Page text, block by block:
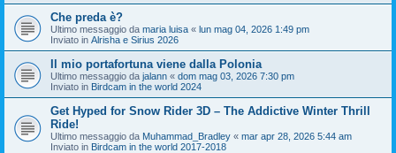
Che preda è?
Ultimo messaggio da maria luisa « lun mag 04, 2026 1:49 pm
Inviato in Alrisha e Sirius 2026
Il mio portafortuna viene dalla Polonia
Ultimo messaggio da jalann « dom mag 03, 2026 7:30 pm
Inviato in Birdcam in the world 2024
Get Hyped for Snow Rider 3D – The Addictive Winter Thrill
Ride!
Ultimo messaggio da Muhammad_Bradley « mar apr 28, 2026 5:44 am
Inviato in Birdcam in the world 2017-2018